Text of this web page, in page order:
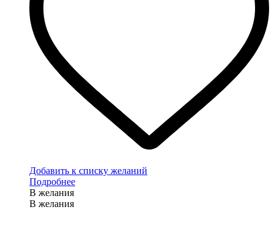
Добавить к списку желаний
Подробнее
В желания
В желания